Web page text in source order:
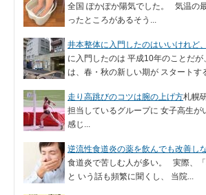
全国 ぽかぽか陽気でした。 気温の
ったところがあるそう...
井本整体に入門したのはいいけれど、
に入門したのは 平成10年のことだ
は、春・秋の新しい期が スタートす
走り高跳びのコツは腕の上げ方札幌
担当しているグループに 女子高生
感じ...
逆流性食道炎の薬を飲んでも改善し
食道炎で苦しむ人が多い。 実際、「
と いう話も頻繁に聞くし、 当院...